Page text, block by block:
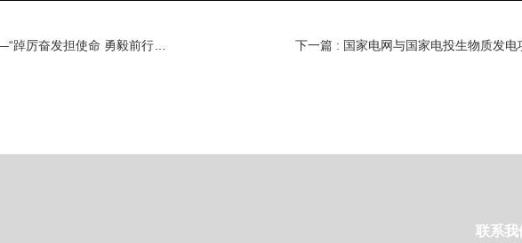
上一篇 : 奋力在保障能源电力安全上作出更大贡献 ——“踔厉奋发担使命 勇毅前行开新局”系列报道之二
联系我